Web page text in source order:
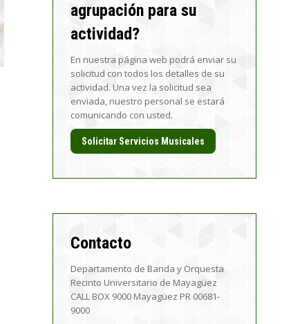
agrupación para su
actividad?
En nuestra página web podrá enviar su
solicitud con todos los detalles de su
actividad. Una vez la solicitud sea
enviada, nuestro personal se estará
comunicando con usted.
Solicitar Servicios Musicales
Contacto
Departamento de Banda y Orquesta
Recinto Universitario de Mayagüez
CALL BOX 9000 Mayagüez PR 00681-
9000